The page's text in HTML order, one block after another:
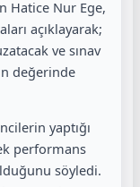
Hatice Nur Ege,
açıklayarak;
ve sınav
değerinde
yaptığı
performans
söyledi.